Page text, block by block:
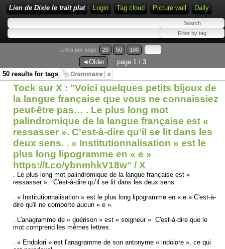
Lien de Dixie le trait plat Login Tag cloud Picture wall Daily
Links per page: 20 50 100
◄Older
page 1 / 3
50 results for tags
Grammaire x
Tock sur X : "Voici quelques petits bijoux de
la langue française que vous ne connaissiez
peut-être pas… . Le plus long mot
palindromique de la langue française est «
ressasser ». C'est-à-dire qu’il se lit dans les
deux sens. . « Institutionnalisation » est le
plus long lipogramme en « e »
https://t.co/ybnmhkV18w" / X
. Le plus long mot palindromique de la langue française est «
ressasser ». C'est-à-dire qu’il se lit dans les deux sens.
. « Institutionnalisation » est le plus long lipogramme en « e » C'est-à-
dire qu'il ne comporte aucun « e ».
. L'anagramme de « guérison » est « soigneur » C'est-à-dire que le
mot comprend les mêmes lettres.
. « Endolori » est l'anagramme de son antonyme « indolore », ce qui